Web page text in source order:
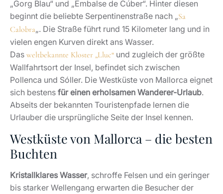
„Gorg Blau“ und „Embalse de Cúber“. Hinter diesen
beginnt die beliebte Serpentinenstraße nach „Sa
Calobra„. Die Straße führt rund 15 Kilometer lang und in
vielen engen Kurven direkt ans Wasser.
Das weltbekannte Kloster „Lluc“ und zugleich der größte
Wallfahrtsort der Insel, befindet sich zwischen
Pollenca und Sóller. Die Westküste von Mallorca eignet
sich bestens für einen erholsamen Wanderer-Urlaub.
Abseits der bekannten Touristenpfade lernen die
Urlauber die ursprüngliche Seite der Insel kennen.
Westküste von Mallorca – die besten
Buchten
Kristallklares Wasser, schroffe Felsen und ein geringer
bis starker Wellengang erwarten die Besucher der